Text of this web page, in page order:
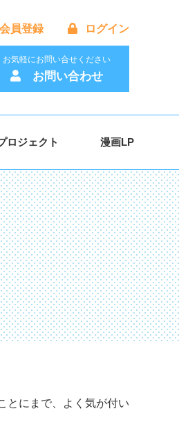
員登録 ログイン
お気軽にお問い合せください
お問い合わせ
ロジェクト 漫画LP
とにまで、よく気が付い